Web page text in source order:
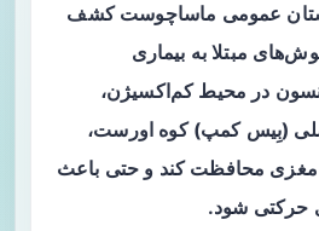
عمومی ماساچوست کشف
مبتلا به بیماری
در محیط کم‌اکسیژن،
(بِیس کمپ) کوه اورست،
مغزی محافظت کند و حتی باعث
حرکتی شود.